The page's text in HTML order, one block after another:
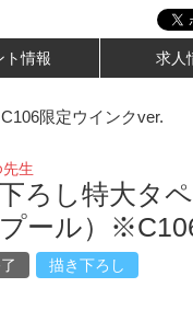
ト情報 求人
限定ウインクver.
生
ろし特大タ
ール）
描き下ろし